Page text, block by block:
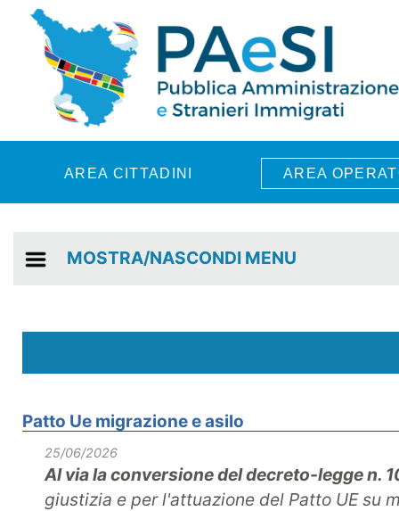
Skip to main content
AREA CITTADINI AREA
MOSTRA/NASCONDI MENU
Patto Ue migrazione e asilo
25/06/2026
Al via la conversione del decreto-legge n.
giustizia e per l'attuazione del Patto UE su